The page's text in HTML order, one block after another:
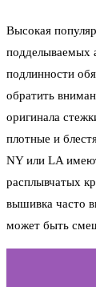
Высокая
подделываемых
подлинности
обратить
оригинала
плотные и
NY или LA
расплывчатых
вышивка часто
может быть